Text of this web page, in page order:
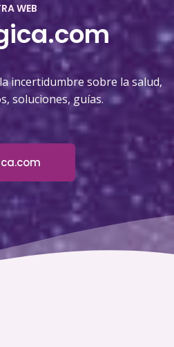
WEB
incertidumbre sobre la salud,
soluciones, guías.